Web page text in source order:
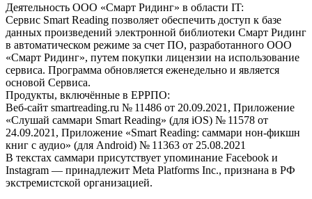
Деятельность ООО «Смарт Ридинг» в области IT:
Сервис Smart Reading позволяет обеспечить доступ к базе
данных произведений электронной библиотеки Смарт Ридинг
в автоматическом режиме за счет ПО, разработанного ООО
«Смарт Ридинг», путем покупки лицензии на использование
сервиса. Программа обновляется еженедельно и является
основой Сервиса.
Продукты, включённые в ЕРРПО:
Веб-сайт smartreading.ru № 11486 от 20.09.2021, Приложение
«Слушай саммари Smart Reading» (для iOS) № 11578 от
24.09.2021, Приложение «Smart Reading: саммари нон-фикшн
книг с аудио» (для Android) № 11363 от 25.08.2021
В текстах саммари присутствует упоминание Facebook и
Instagram — принадлежит Meta Platforms Inc., признана в РФ
экстремистской организацией.